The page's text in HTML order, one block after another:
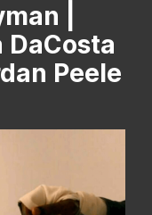
|
DaCosta
Peele